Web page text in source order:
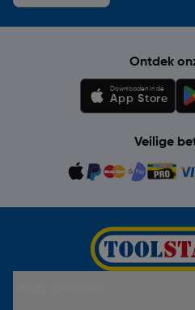
Ontdek
Downloaden in de
App Store
Veilige